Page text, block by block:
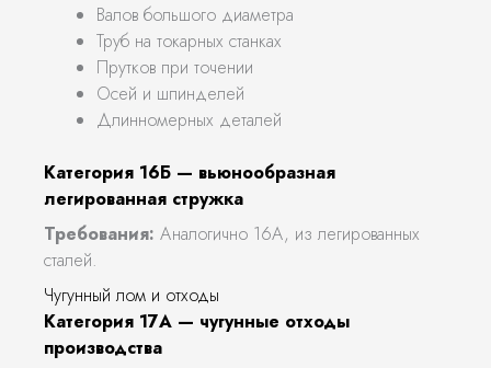
Валов большого диаметра
Труб на токарных станках
Прутков при точении
Осей и шпинделей
Длинномерных деталей
Категория 16Б — вьюнообразная
легированная стружка
Требования: Аналогично 16А, из легированных
сталей.
Чугунный лом и отходы
Категория 17А — чугунные отходы
производства